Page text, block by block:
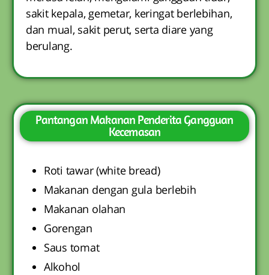
sakit kepala, gemetar, keringat berlebihan,
dan mual, sakit perut, serta diare yang
berulang.
Pantangan Makanan Penderita Gangguan
Kecemasan
Roti tawar (white bread)
Makanan dengan gula berlebih
Makanan olahan
Gorengan
Saus tomat
Alkohol